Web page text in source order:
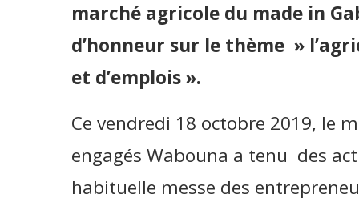
marché agricole du made in
d’honneur sur le thème »
et d’emplois ».
Ce vendredi 18 octobre 2019, le
engagés Wabouna a tenu des
habituelle messe des